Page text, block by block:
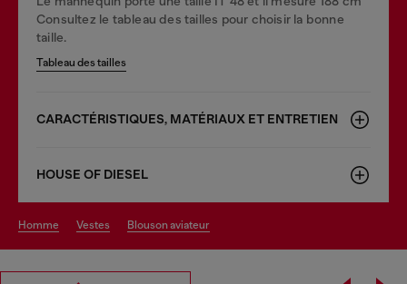
Consultez le tableau des tailles pour choisir la bonne
taille.
Tableau des tailles
CARACTÉRISTIQUES, MATÉRIAUX ET ENTRETIEN
HOUSE OF DIESEL
homme vestes blouson aviateur